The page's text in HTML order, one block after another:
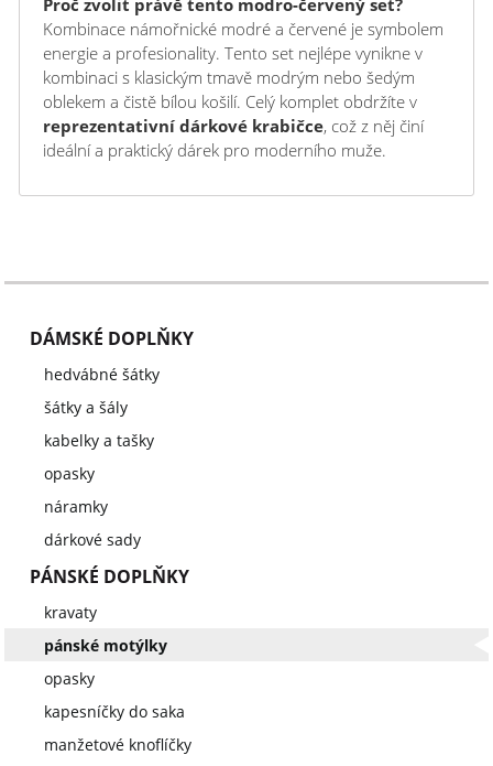
Proč zvolit právě tento modro-červený set?
Kombinace námořnické modré a červené je symbolem
energie a profesionality. Tento set nejlépe vynikne v
kombinaci s klasickým tmavě modrým nebo šedým
oblekem a čistě bílou košilí. Celý komplet obdržíte v
reprezentativní dárkové krabičce, což z něj činí
ideální a praktický dárek pro moderního muže.
DÁMSKÉ DOPLŇKY
hedvábné šátky
šátky a šály
kabelky a tašky
opasky
náramky
dárkové sady
PÁNSKÉ DOPLŇKY
kravaty
pánské motýlky
opasky
kapesníčky do saka
manžetové knoflíčky